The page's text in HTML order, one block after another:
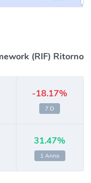
(RIF) Ritorno
-18.17%
7 D
31.47%
1 Anno